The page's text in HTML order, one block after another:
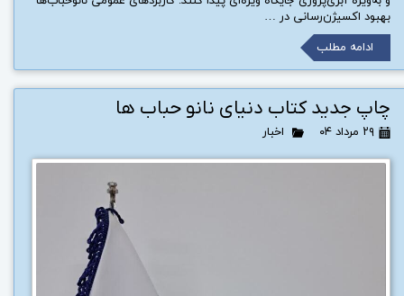
بهبود اکسیژن‌رسانی در …
ادامه مطلب
چاپ جدید کتاب دنیای نانو حباب ها
۲۹ مرداد ۰۴ اخبار